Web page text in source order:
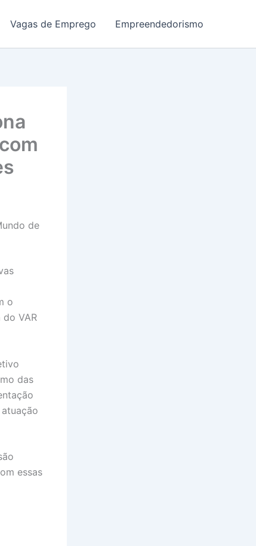
Vagas de Emprego Empreendedorismo
de
o
VAR
das
essas